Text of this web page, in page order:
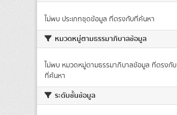
ไม่พบ ประเภทชุดข้อมูล ที่ตรงกับที่ค้นหา
หมวดหมู่ตามธรรมาภิบาลข้อมูล
ไม่พบ หมวดหมู่ตามธรรมาภิบาลข้อมูล ที่ตรงกับ
ที่ค้นหา
ระดับชั้นข้อมูล